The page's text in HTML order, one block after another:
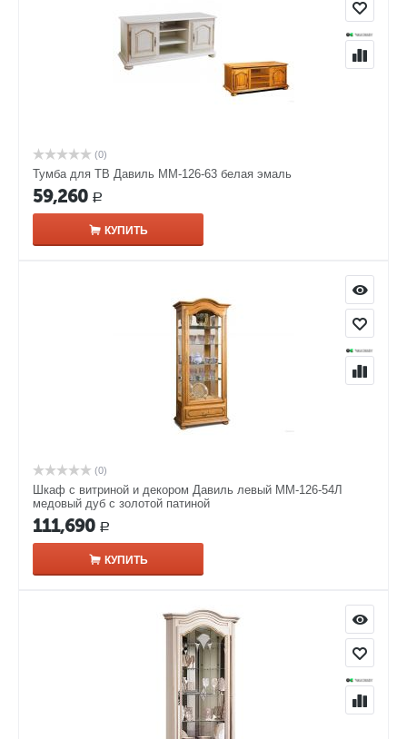
(0)
Тумба для ТВ Давиль ММ-126-63 белая эмаль
59,260 Р
КУПИТЬ
(0)
Шкаф с витриной и декором Давиль левый ММ-126-54Л
медовый дуб с золотой патиной
111,690 Р
КУПИТЬ